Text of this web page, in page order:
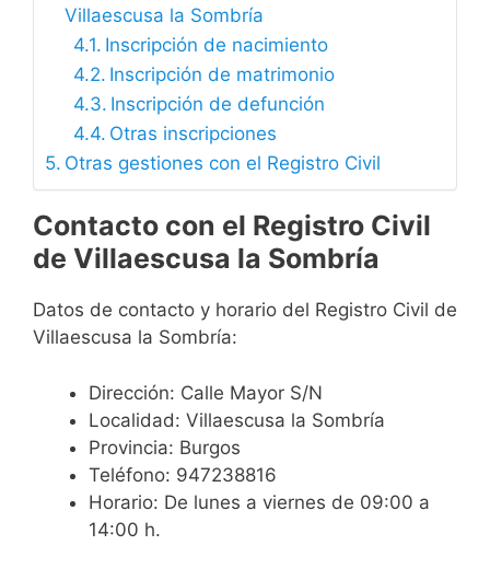
Villaescusa la Sombría
Inscripción de nacimiento
Inscripción de matrimonio
Inscripción de defunción
Otras inscripciones
Otras gestiones con el Registro Civil
Contacto con el Registro Civil
de Villaescusa la Sombría
Datos de contacto y horario del Registro Civil de
Villaescusa la Sombría:
Dirección: Calle Mayor S/N
Localidad: Villaescusa la Sombría
Provincia: Burgos
Teléfono: 947238816
Horario: De lunes a viernes de 09:00 a
14:00 h.